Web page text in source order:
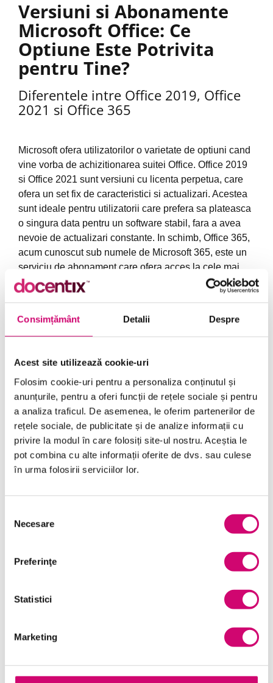
Consimțământ Detalii Despre
Acest site utilizează cookie-uri
Folosim cookie-uri pentru a personaliza conținutul și
anunțurile, pentru a oferi funcții de rețele sociale și pentru
a analiza traficul. De asemenea, le oferim partenerilor de
rețele sociale, de publicitate și de analize informații cu
privire la modul în care folosiți site-ul nostru. Aceștia le
pot combina cu alte informații oferite de dvs. sau culese
în urma folosirii serviciilor lor.
consimțământului
Necesare
Preferinţe
Statistici
Marketing
Versiuni si Abonamente
Microsoft Office: Ce
Optiune Este Potrivita
pentru Tine?
Diferentele intre Office 2019, Office
2021 si Office 365
Microsoft ofera utilizatorilor o varietate de optiuni cand
vine vorba de achizitionarea suitei Office. Office 2019
si Office 2021 sunt versiuni cu licenta perpetua, care
ofera un set fix de caracteristici si actualizari. Acestea
sunt ideale pentru utilizatorii care prefera sa plateasca
o singura data pentru un software stabil, fara a avea
nevoie de actualizari constante. In schimb, Office 365,
acum cunoscut sub numele de Microsoft 365, este un
serviciu de abonament care ofera acces la cele mai
recente functii, actualizari si servicii cloud, inclusiv
OneDrive si Teams. Alegerea intre aceste optiuni
preferintele sale pentru actualizari si servicii
suplimentare.
Avantajele si dezavantajele
abonamentului Office 365
Abonamentul Office 365 vine cu o serie de avantaje
semnificative. Cel mai evident este accesul continuu la
cele mai recente actualizari si functionalitati,
asigurandu-se astfel ca utilizatorii sunt mereu la zi cu
spatiu de stocare in cloud prin OneDrive si acces la
colaborarea si comunicarea in echipa. Totusi, un
lung, care poate depasi pretul unei licente perpetue.
Pentru utilizatorii care nu au nevoie de actualizari
perpetua ar putea fi o optiune mai economica.
Cum sa alegi intre o licenta perpetua
si un abonament